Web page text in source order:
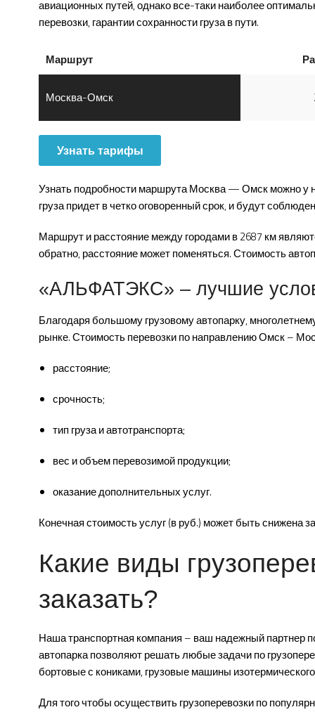
авиационных путей, однако все-таки наиболее
перевозки, гарантии сохранности груза в пути.
Маршрут
Москва-Омск
Узнать тарифы
Узнать подробности маршрута Москва — Омск можно у
груза придет в четко оговоренный срок, и будут
Маршрут и расстояние между городами в 2687 км
обратно, расстояние может поменяться. Стоимость
«АЛЬФАТЭКС» – лучшие
Благодаря большому грузовому автопарку,
рынке. Стоимость перевозки по направлению Омск –
расстояние;
срочность;
тип груза и автотранспорта;
вес и объем перевозимой продукции;
оказание дополнительных услуг.
Конечная стоимость услуг (в руб.) может быть снижена
Какие виды
заказать?
Наша транспортная компания – ваш надежный партнер
автопарка позволяют решать любые задачи по
бортовые с кониками, грузовые машины
Для того чтобы осуществить грузоперевозки по